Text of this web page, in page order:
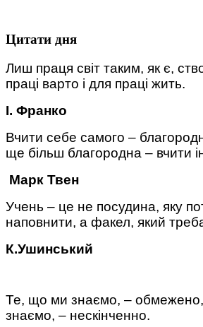
Цитати дня
Лиш праця світ таким, як є,
праці варто і для праці жить.
І. Франко
Вчити себе самого –
ще більш благородна – вчити
Марк Твен
Учень – це не посудина, яку
наповнити, а факел, який
К.Ушинський
Те, що ми знаємо, –
знаємо, – нескінченно.